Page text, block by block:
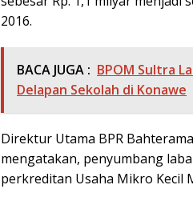
2016.
BACA JUGA : BPOM Sultra
Delapan Sekolah di Konawe
Direktur Utama BPR
mengatakan, penyumbang
perkreditan Usaha Mikro Kecil